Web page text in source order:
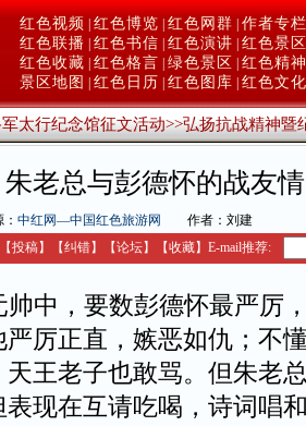
红色视频 红色博览 红色网群 作者专栏
红色联播 红色书信 红色演讲 红色景区
红色收藏 红色格言 绿色景区
红色精神
景区地图
红色日历 红色图库 红色文化
太行纪念馆征文活动>>弘扬抗战精神暨
朱老总与彭德怀的战友情
中红网—中国红色旅游网
作者：刘建
【投稿】 【纠错】 【论坛】 【收藏】 E-mail推荐:
中，要数彭德怀最严厉
严厉正直，嫉恶如仇；不
王老子也敢骂。但朱老
现在互请吃喝，诗词唱